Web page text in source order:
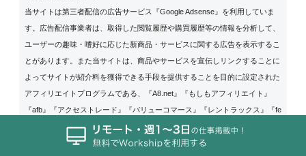
当サイトは第三者配信の広告サービス『Google Adsense』を利用していま
す。広告配信事業者は、取得した閲覧履歴や購買履歴等の情報を分析して、
ユーザーの趣味・嗜好に応じた新商品・サービスに関する広告を表示するこ
とがあります。また当サイトは、商品やサービスを宣伝しリンクすることに
よってサイトが紹介料を獲得できる手段を提供することを目的に設定された
アフィリエイトプログラムである、『A8.net』『もしもアフィリエイト』
『afb』『アクセストレード』『バリューコマース』『レントラックス』『fe
lmat』『TGアフィリエイト』『リンクシェア』『楽天アフィリエイト』『A
mazon アソシエイト』の参加者です。IPアドレス、ユーザーエージェント、